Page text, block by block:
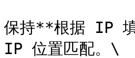
保持**根据 IP 填
IP 位置匹配。\